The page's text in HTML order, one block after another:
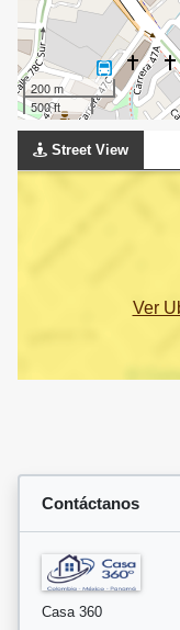
200 m
500 ft
Street View
Ver
Contáctanos
Casa 360